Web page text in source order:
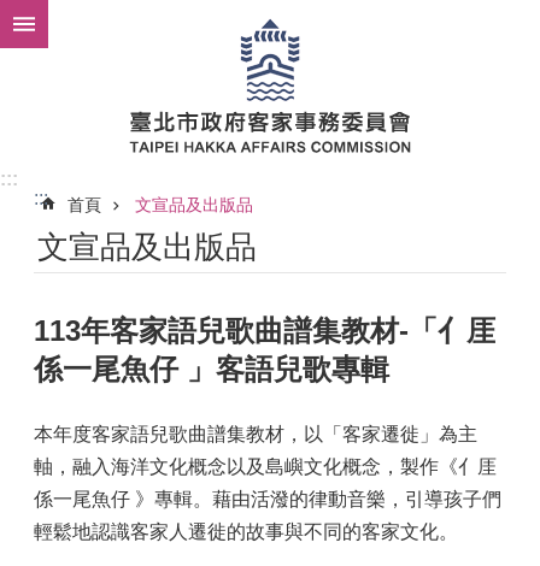
跳到主要內容區塊
:::
:::
首頁 文宣品及出版品
文宣品及出版品
113年客家語兒歌曲譜集教材-「亻厓
係一尾魚仔 」客語兒歌專輯
本年度客家語兒歌曲譜集教材，以「客家遷徙」為主
軸，融入海洋文化概念以及島嶼文化概念，製作《亻厓
係一尾魚仔 》專輯。藉由活潑的律動音樂，引導孩子們
輕鬆地認識客家人遷徙的故事與不同的客家文化。